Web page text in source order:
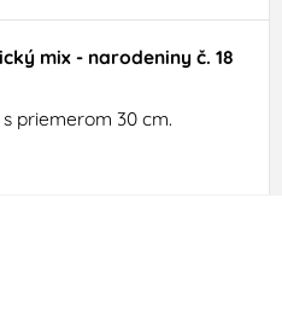
mix - narodeniny č. 18
priemerom 30 cm.